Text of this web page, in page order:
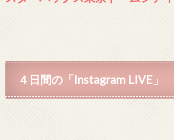
４日間の「Instagram LIVE」